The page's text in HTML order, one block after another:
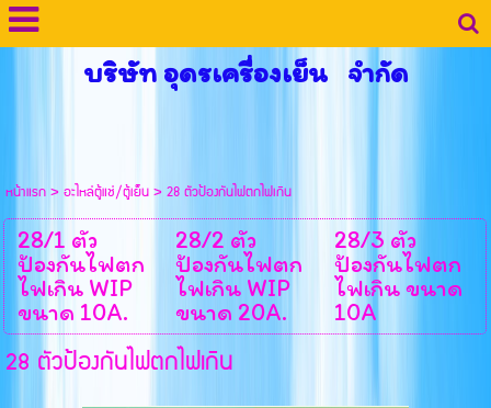
บริษัท อุดรเครื่องเย็น จำกัด
หน้าแรก>อะไหล่ตู้แช่/ตู้เย็น>28 ตัวป้องกันไฟตกไฟเกิน
28/1 ตัว
ป้องกันไฟตก
ไฟเกิน WIP
ขนาด 10A.
28/2 ตัว
ป้องกันไฟตก
ไฟเกิน WIP
ขนาด 20A.
28/3 ตัว
ป้องกันไฟตก
ไฟเกิน ขนาด
10A
28 ตัวป้องกันไฟตกไฟเกิน